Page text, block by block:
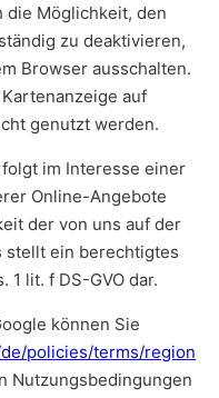
die Möglichkeit, den
zu deaktivieren,
Browser ausschalten.
auf
genutzt werden.
im Interesse einer
Online-Angebote
der von uns auf der
stellt ein berechtigtes
1 lit. f DS-GVO dar.
können Sie
policies/terms/region
Nutzungsbedingungen